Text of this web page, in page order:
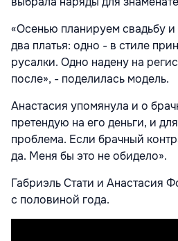
«Осенью планируем свадьбу
два платья: одно - в стиле
русалки. Одно надену на
после», - поделилась модель.
Анастасия упомянула и о
претендую на его деньги, и
проблема. Если брачный
да. Меня бы это не обидело».
Габриэль Стати и Анастасия
с половиной года.